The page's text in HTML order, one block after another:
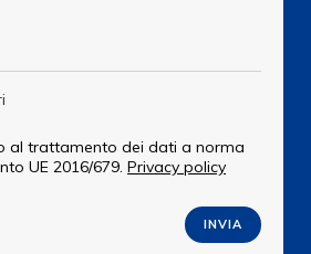
al trattamento dei dati a norma
UE 2016/679. Privacy policy
INVIA